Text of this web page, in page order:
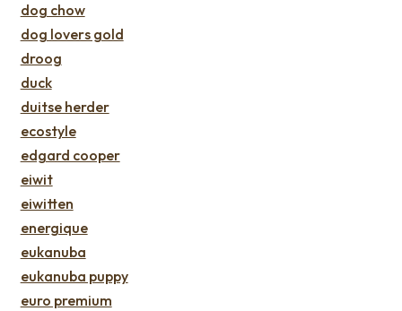
dog chow
dog lovers gold
droog
duck
duitse herder
ecostyle
edgard cooper
eiwit
eiwitten
energique
eukanuba
eukanuba puppy
euro premium